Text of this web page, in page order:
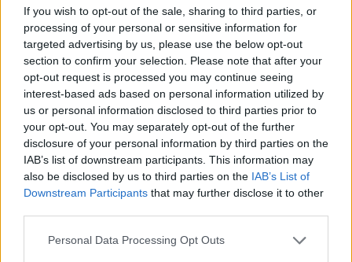
If you wish to opt-out of the sale, sharing to third parties, or
processing of your personal or sensitive information for
targeted advertising by us, please use the below opt-out
section to confirm your selection. Please note that after your
opt-out request is processed you may continue seeing
interest-based ads based on personal information utilized by
us or personal information disclosed to third parties prior to
your opt-out. You may separately opt-out of the further
disclosure of your personal information by third parties on the
IAB’s list of downstream participants. This information may
also be disclosed by us to third parties on the IAB’s List of
Downstream Participants that may further disclose it to other
Personal Data Processing Opt Outs
forte tra la caviglia e il polpaccio aggiungendo che era stata
morsa da qualche animale. Sono circa le 17.50 e i genitori
allertano il 118 che invia l’ambulanza di zona, Appennino 1, la
squadra del Soccorso Alpino e Speleologico, stazione Monte
Cimone e l’elicottero 118 di Pavullo nel Frignano dotato di
verricello con a bordo un tecnico di elisoccorso del CNSAS, che
decolla da Modena.
Sul posto le squadre territoriali e il personale dell’ambulanza
arrivano molto rapidamente e dopo una prima valutazione, dove